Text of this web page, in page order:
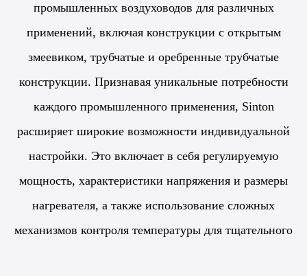
промышленных воздуховодов для различных
применений, включая конструкции с открытым
змеевиком, трубчатые и оребренные трубчатые
конструкции. Признавая уникальные потребности
каждого промышленного применения, Sinton
расширяет широкие возможности индивидуальной
настройки. Это включает в себя регулируемую
мощность, характеристики напряжения и размеры
нагревателя, а также использование сложных
механизмов контроля температуры для тщательного